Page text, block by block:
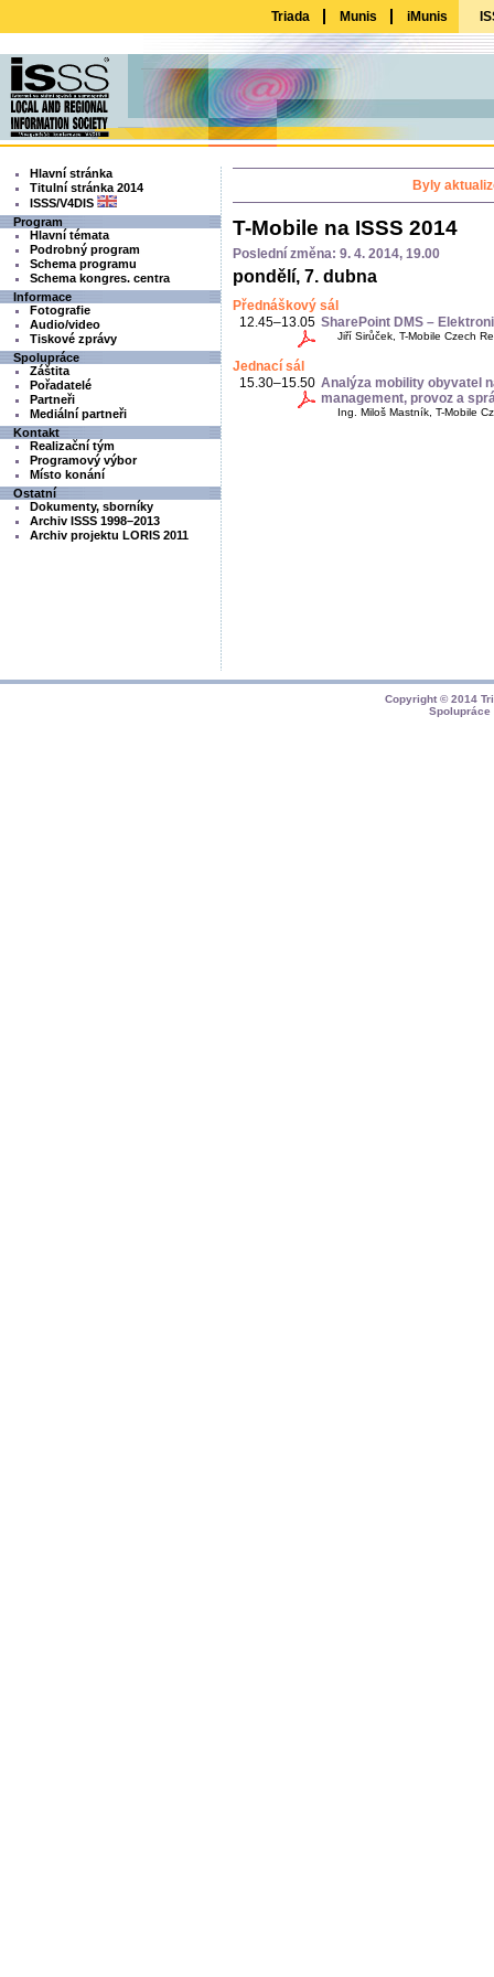
Triada Munis iMunis
Hlavní stránka
Titulní stránka 2014
ISSS/V4DIS
Program
Hlavní témata
Podrobný program
Schema programu
Schema kongres. centra
Informace
Fotografie
Audio/video
Tiskové zprávy
Spolupráce
Záštita
Pořadatelé
Partneři
Mediální partneři
Kontakt
Realizační tým
Programový výbor
Místo konání
Ostatní
Dokumenty, sborníky
Archiv ISSS 1998–2013
Archiv projektu LORIS 2011
Byly
T-Mobile na ISSS 2014
Poslední změna: 9. 4. 2014, 19.00
pondělí, 7. dubna
Přednáškový sál
12.45–13.05 SharePoint DMS –
Jiří Sirůček, T-Mobile Czech
Jednací sál
15.30–15.50 Analýza mobility obyvatel
management, provoz a
Ing. Miloš Mastník, T-Mobile
Copyright © 2014